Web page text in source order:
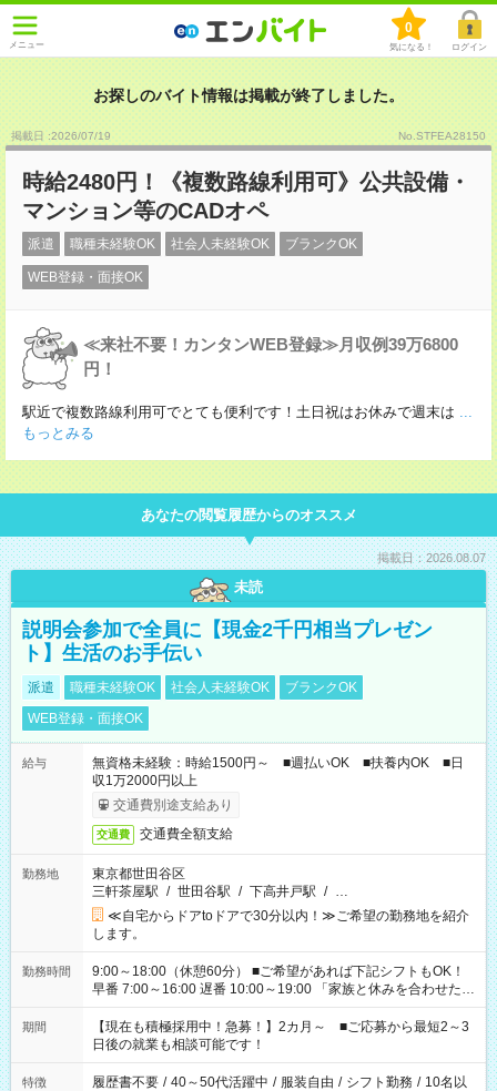
メニュー
0
気になる！ ログイン
お探しのバイト情報は掲載が終了しました。
掲載日 :2026/07/19 No.STFEA28150
時給2480円！《複数路線利用可》公共設備・
マンション等のCADオペ
派遣 職種未経験OK 社会人未経験OK ブランクOK
WEB登録・面接OK
≪来社不要！カンタンWEB登録≫月収例39万6800
円！
駅近で複数路線利用可でとても便利です！土日祝はお休みで週末は ...
もっとみる
あなたの閲覧履歴からのオススメ
掲載日：2026.08.07
未読
説明会参加で全員に【現金2千円相当プレゼン
ト】生活のお手伝い
派遣 職種未経験OK 社会人未経験OK
ブランクOK
WEB登録・面接OK
給与
無資格未経験：時給1500円～ ■週払いOK ■扶養内OK ■日
収1万2000円以上
交通費別途支給あり
交通費 交通費全額支給
勤務地
東京都世田谷区
三軒茶屋駅 / 世田谷駅 / 下高井戸駅 / …
≪自宅からドアtoドアで30分以内！≫ご希望の勤務地を紹介
します。
勤務時間
9:00～18:00（休憩60分） ■ご希望があれば下記シフトもOK！
早番 7:00～16:00 遅番 10:00～19:00 「家族と休みを合わせた
い」 「余裕を持って夕飯の準備がしたい」 「できれば残業はし
たくない」 など、ご希望を教えてくださいね。 ※Wワーク希望
の方へ 今ご覧のお仕事で希望する勤務時間と、もう1つのお仕事
の勤務時間。 合計で週40時間を超える場合は応募できません。
期間
【現在も積極採用中！急募！】2カ月～ ■ご応募から最短2～3
日後の就業も相談可能です！
特徴 履歴書不要 / 40～50代活躍中 / 服装自由 / シフト勤務 / 10名以